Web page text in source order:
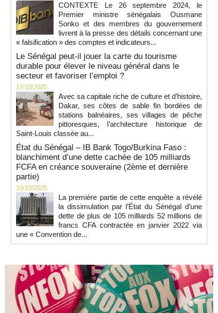
CONTEXTE Le 26 septembre 2024, le
Premier ministre sénégalais Ousmane
Sonko et des membres du gouvernement
livrent à la presse des détails concernant une
« falsification » des comptes et indicateurs...
Le Sénégal peut-il jouer la carte du tourisme
durable pour élever le niveau général dans le
secteur et favoriser l’emploi ?
17/10/2025
Avec sa capitale riche de culture et d’histoire,
Dakar, ses côtes de sable fin bordées de
stations balnéaires, ses villages de pêche
pittoresques, l’architecture historique de
Saint-Louis classée au...
État du Sénégal – IB Bank Togo/Burkina Faso :
blanchiment d’une dette cachée de 105 milliards
FCFA en créance souveraine (2ème et dernière
partie)
10/10/2025
La première partie de cette enquête a révélé
la dissimulation par l’État du Sénégal d’une
dette de plus de 105 milliards 52 millions de
francs CFA contractée en janvier 2022 via
une « Convention de...